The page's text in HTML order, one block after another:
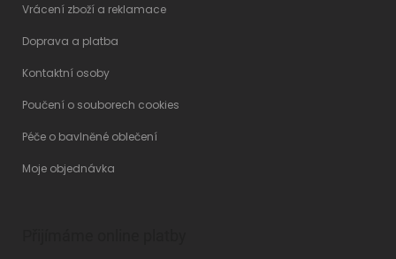
Vrácení zboží a reklamace
Doprava a platba
Kontaktní osoby
Poučení o souborech cookies
Péče o bavlněné oblečení
Moje objednávka